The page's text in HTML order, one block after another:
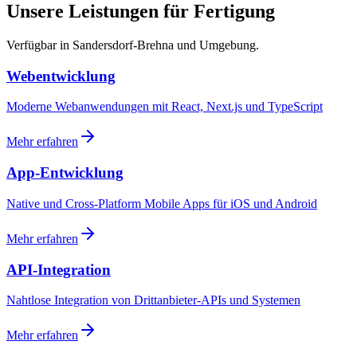
Unsere Leistungen für Fertigung
Verfügbar in Sandersdorf-Brehna und Umgebung.
Webentwicklung
Moderne Webanwendungen mit React, Next.js und TypeScript
Mehr erfahren
App-Entwicklung
Native und Cross-Platform Mobile Apps für iOS und Android
Mehr erfahren
API-Integration
Nahtlose Integration von Drittanbieter-APIs und Systemen
Mehr erfahren